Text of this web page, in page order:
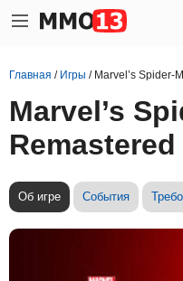
Главная / Игры / Marvel’s Spider-
Marvel’s
Remastered
Об игре События